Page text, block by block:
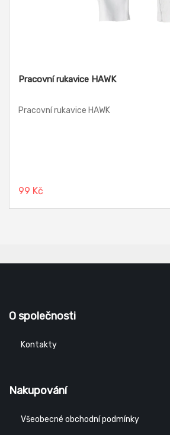
Pracovní rukavice HAWK
Pracovní rukavice HAWK
99 Kč
O společnosti
Kontakty
Nakupování
Všeobecné obchodní podmínky